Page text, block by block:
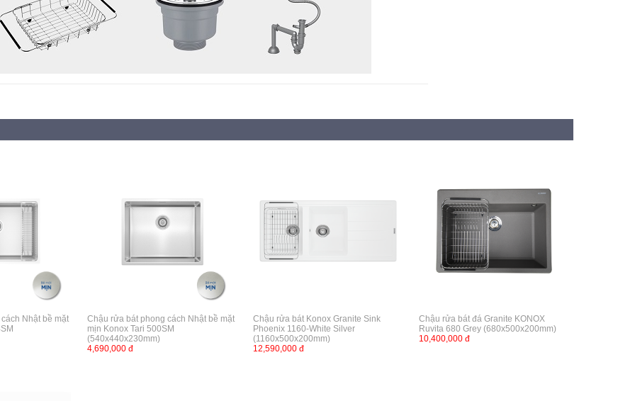
Nhật bề mặt
Chậu rửa bát phong cách Nhật bề mặt
mịn Konox Tari 500SM
(540x440x230mm)
4,690,000 đ
Chậu rửa bát Konox Granite Sink
Phoenix 1160-White Silver
(1160x500x200mm)
12,590,000 đ
Chậu rửa bát đá Granite KONOX
Ruvita 680 Grey (680x500x200mm)
10,400,000 đ